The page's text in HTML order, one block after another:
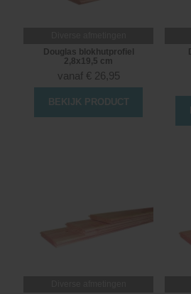
Douglas blokhutprofiel
2,8x19,5 cm
vanaf € 26,95
BEKIJK PRODUCT